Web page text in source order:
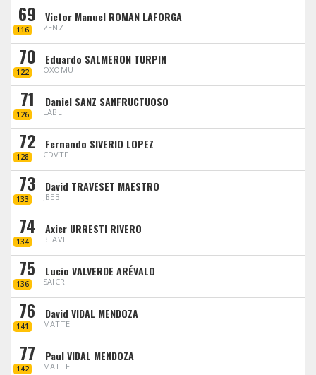
69
116
Victor Manuel ROMAN LAFORGA
ZENZ
70
122
Eduardo SALMERON TURPIN
OXOMU
71
126
Daniel SANZ SANFRUCTUOSO
LABL
72
128
Fernando SIVERIO LOPEZ
CDVTF
73
133
David TRAVESET MAESTRO
JBEB
74
134
Axier URRESTI RIVERO
BLAVI
75
136
Lucio VALVERDE ARÉVALO
SAICR
76
141
David VIDAL MENDOZA
MATTE
77
142
Paul VIDAL MENDOZA
MATTE